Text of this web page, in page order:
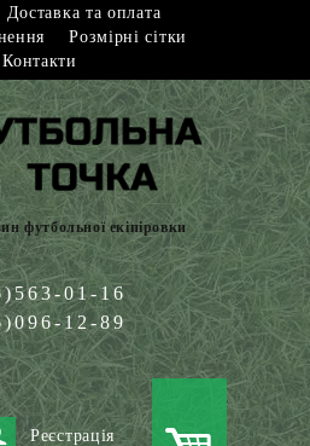
Доставка та оплата
Розмірні сітки
Контакти
футбольної екіпіровки
01-16
12-89
Реєстрація